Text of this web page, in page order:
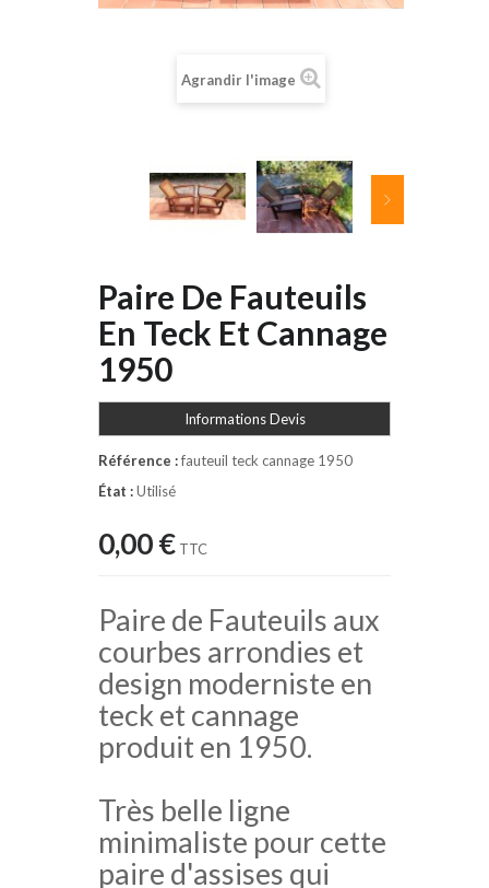
Agrandir l'image
Paire De Fauteuils
En Teck Et Cannage
1950
Informations Devis
Référence :fauteuil teck cannage 1950
État :Utilisé
0,00 € TTC
Paire de Fauteuils aux
courbes arrondies et
design moderniste en
teck et cannage
produit en 1950.
Très belle ligne
minimaliste pour cette
paire d'assises qui